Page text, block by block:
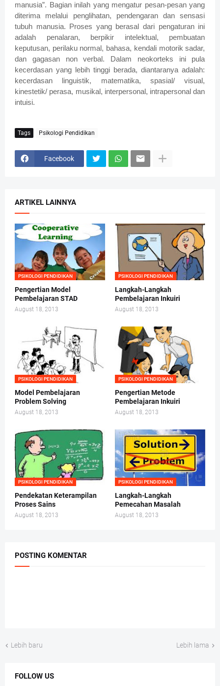
manusia”. Bagian inilah yang mengatur pesan-pesan yang
diterima melalui penglihatan, pendengaran dan sensasi
tubuh manusia. Proses yang berasal dari pengaturan ini
adalah penalaran, berpikir intelektual, pembuatan
keputusan, perilaku normal, bahasa, kendali motorik sadar,
dan gagasan non verbal. Dalam neokorteks ini pula
kecerdasan yang lebih tinggi berada, diantaranya adalah:
kecerdasan linguistik, matematika, spasial/ visual,
kinestetik/ perasa, musikal, interpersonal, intrapersonal dan
intuisi.
Tags Psikologi Pendidikan
Facebook
ARTIKEL LAINNYA
PSIKOLOGI PENDIDIKAN
Pengertian Model
Pembelajaran STAD
August 18, 2013
PSIKOLOGI PENDIDIKAN
Langkah-Langkah
Pembelajaran Inkuiri
August 18, 2013
PSIKOLOGI PENDIDIKAN
Model Pembelajaran
Problem Solving
August 18, 2013
PSIKOLOGI PENDIDIKAN
Pengertian Metode
Pembelajaran Inkuiri
August 18, 2013
PSIKOLOGI PENDIDIKAN
Pendekatan Keterampilan
Proses Sains
August 18, 2013
PSIKOLOGI PENDIDIKAN
Langkah-Langkah
Pemecahan Masalah
August 18, 2013
POSTING KOMENTAR
Lebih baru Lebih lama
FOLLOW US